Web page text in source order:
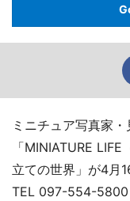
ミニチュア写真家
「MINIATURE
立ての世界」が4月
TEL 097-554-5800